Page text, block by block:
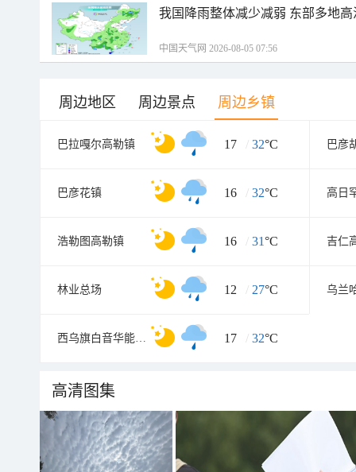
我国降雨整体减少减弱 东部多地
中国天气网 2026-08-05 07:56
周边地区 周边景点 周边乡镇
巴拉嘎尔高勒镇 17 / 32°C 巴彦
巴彦花镇 16 / 32°C 高日
浩勒图高勒镇 16 / 31°C 吉仁
林业总场 12 / 27°C 乌兰
西乌旗白音华能源化工园区 17 / 32°C
高清图集